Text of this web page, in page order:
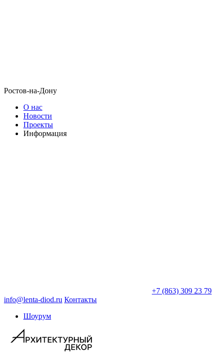
Ростов-на-Дону
О нас
Новости
Проекты
Информация
+7 (863) 309 23 79
info@lenta-diod.ru Контакты
Шоурум